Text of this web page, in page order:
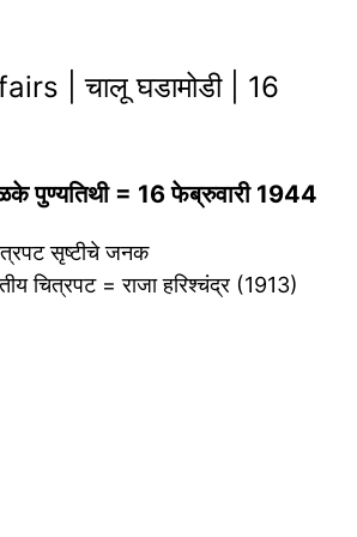
| चालू घडामोडी | 16
पुण्यतिथी = 16 फेब्रुवारी 1944
सृष्टीचे जनक
चित्रपट = राजा हरिश्चंद्र (1913)